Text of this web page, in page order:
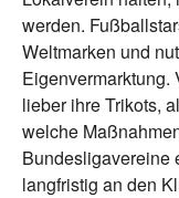
werden.
Weltmarken und
Eigenvermarktung.
lieber ihre Trikots,
welche
Bundesligavereine
langfristig an den